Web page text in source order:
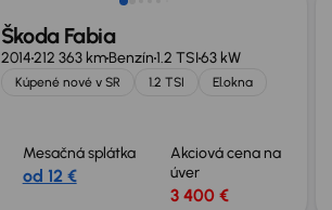
Škoda Fabia
2014212 363 kmBenzín1.2 TSI63 kW
Kúpené nové v SR 1.2 TSI El.okna
Mesačná splátka
od 12 €
Akciová cena na
úver
3 400 €